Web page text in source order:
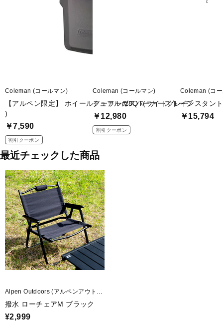
Coleman (コールマン)
【アルペン限定】 ホイールクーラー/28QT(ライトグレー
)
￥7,590
割引クーポン
Coleman (コールマン)
デュアルガスバーナーストーブ
￥12,980
割引クーポン
Coleman (コ
インスタン
￥15,794
最近チェックした商品
Alpen Outdoors (アルペンアウトド
アーズ)
撥水 ローチェアM ブラック
¥2,999